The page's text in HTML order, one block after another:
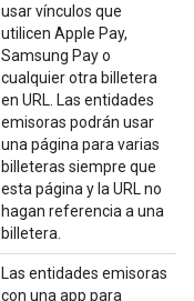
usar vínculos que
utilicen Apple Pay,
Samsung Pay o
cualquier otra billetera
en URL. Las entidades
emisoras podrán usar
una página para varias
billeteras siempre que
esta página y la URL no
hagan referencia a una
billetera.
Las entidades emisoras
con una app para